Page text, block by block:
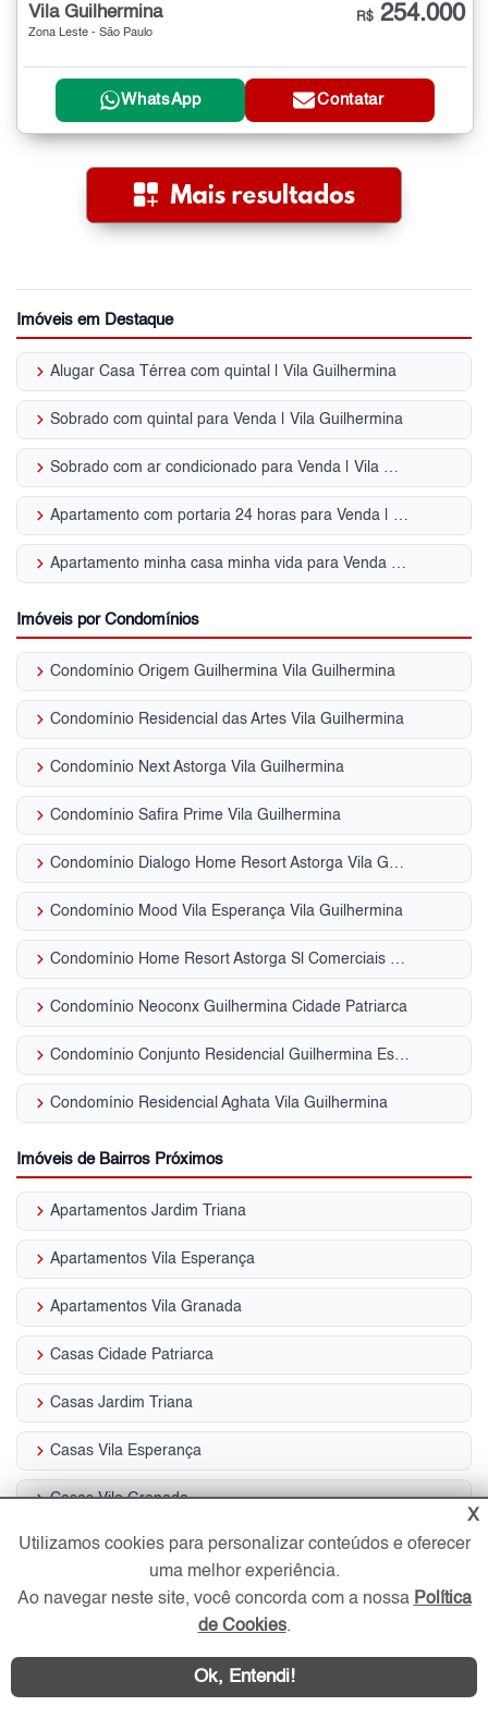
Vila Guilhermina
Zona Leste - São Paulo
R$ 254.000
WhatsApp Contatar
Imóveis em Destaque
keyboard_arrow_right Alugar Casa Térrea com quintal | Vila Guilhermina
keyboard_arrow_right Sobrado com quintal para Venda | Vila Guilhermina
keyboard_arrow_right Sobrado com ar condicionado para Venda | Vila Guilhermina
keyboard_arrow_right Apartamento com portaria 24 horas para Venda | Vila Guilhermina
keyboard_arrow_right Apartamento minha casa minha vida para Venda | Vila Guilhermina
Imóveis por Condomínios
keyboard_arrow_right Condomínio Origem Guilhermina Vila Guilhermina
keyboard_arrow_right Condomínio Residencial das Artes Vila Guilhermina
keyboard_arrow_right Condomínio Next Astorga Vila Guilhermina
keyboard_arrow_right Condomínio Safira Prime Vila Guilhermina
keyboard_arrow_right Condomínio Dialogo Home Resort Astorga Vila Guilhermina
keyboard_arrow_right Condomínio Mood Vila Esperança Vila Guilhermina
keyboard_arrow_right Condomínio Home Resort Astorga Sl Comerciais Vila Guilhermina
keyboard_arrow_right Condomínio Neoconx Guilhermina Cidade Patriarca
keyboard_arrow_right Condomínio Conjunto Residencial Guilhermina Esperança Vila Guilhermina
keyboard_arrow_right Condomínio Residencial Aghata Vila Guilhermina
Imóveis de Bairros Próximos
keyboard_arrow_right Apartamentos Jardim Triana
keyboard_arrow_right Apartamentos Vila Esperança
keyboard_arrow_right Apartamentos Vila Granada
keyboard_arrow_right Casas Cidade Patriarca
keyboard_arrow_right Casas Jardim Triana
keyboard_arrow_right Casas Vila Esperança
keyboard_arrow_rightCasas Vila Granada
keyboard_arrow_rightCoberturas Vila Esperança
keyboard_arrow_rightCondomínios Fechados Cidade Patriarca
Imóveis por Ruas
X
Utilizamos cookies para personalizar conteúdos e oferecer
uma melhor experiência.
Ao navegar neste site, você concorda com a nossa Política
de Cookies.
Ok, Entendi!